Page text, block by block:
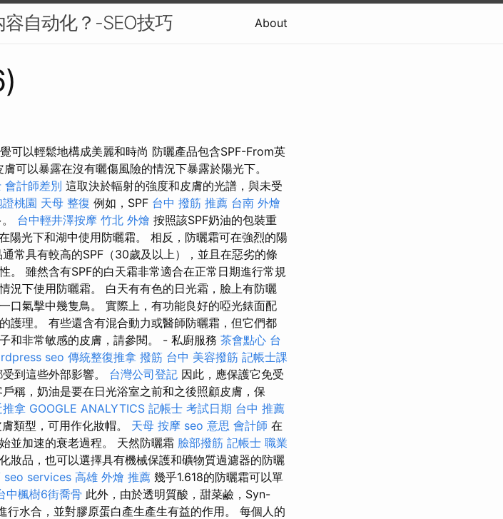
自动化？-SEO技巧 About
可以輕鬆地構成美麗和時尚 防曬產品包含SPF-From英
可以暴露在沒有曬傷風險的情況下暴露於陽光下。
會計師差別 這取決於輻射的強度和皮膚的光譜，與未受
證桃園 天母 整復 例如，SPF 台中 撥筋 推薦 台南 外燴
台中輕井澤按摩 竹北 外燴 按照該SPF奶油的包裝重
陽光下和湖中使用防曬霜。 相反，防曬霜可在強烈的陽
常具有較高的SPF（30歲及以上），並且在惡劣的條
。 雖然含有SPF的白天霜非常適合在正常日期進行常規
況下使用防曬霜。 白天有有色的日光霜，臉上有防曬
口氣擊中幾隻鳥。 實際上，有功能良好的啞光錶面配
護理。 有些還含有混合動力或醫師防曬霜，但它們都
和非常敏感的皮膚，請參閱。 - 私廚服務 茶會點心 台
seo 傳統整復推拿 撥筋 台中 美容撥筋 記帳士課
到這些外部影響。 台灣公司登記 因此，應保護它免受
稱，奶油是要在日光浴室之前和之後照顧皮膚，保
拿 GOOGLE ANALYTICS 記帳士 考試日期 台中 推薦
類型，可用作化妝帽。 天母 按摩 seo 意思 會計師 在
並加速的衰老過程。 天然防曬霜 臉部撥筋 記帳士 職業
妝品，也可以選擇具有機械保護和礦物質過濾器的防曬
seo services 高雄 外燴 推薦 幾乎1.618的防曬霜可以單
中楓樹6街喬骨 此外，由於透明質酸，甜菜鹼，Syn-
水合，並對膠原蛋白產生產生有益的作用。 每個人的